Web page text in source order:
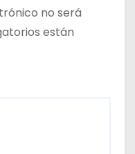
no será
están